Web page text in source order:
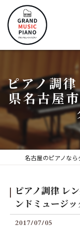
ピアノ調
県名古屋
ピアノ調律 レ
ンドミュージ
2017/07/05